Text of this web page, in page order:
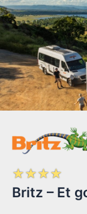
☆☆☆☆
Britz – Et